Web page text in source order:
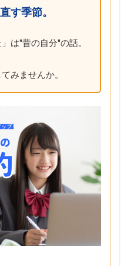
す季節。
は"昔の自分"の話。
みませんか。